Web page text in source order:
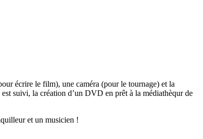
écrire le film), une caméra (pour le tournage) et la
suivi, la création d’un DVD en prêt à la médiathèqur de
et un musicien !